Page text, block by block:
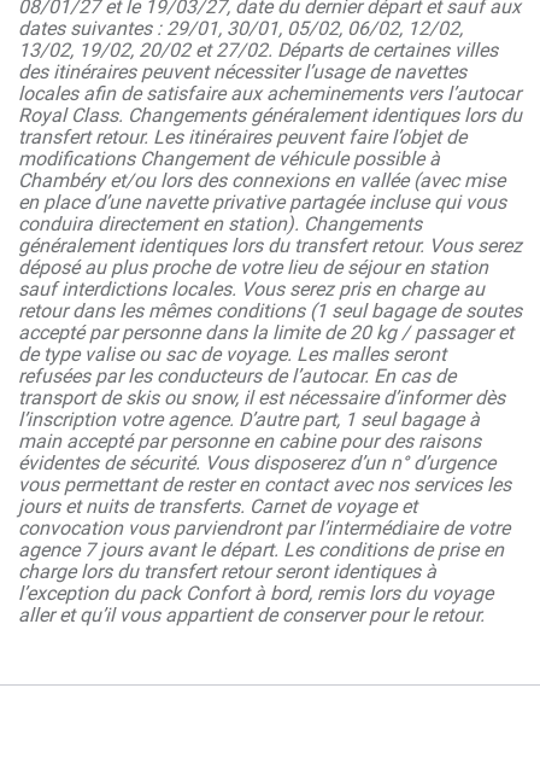
08/01/27 et le 19/03/27, date du dernier départ et sauf aux
dates suivantes : 29/01, 30/01, 05/02, 06/02, 12/02,
13/02, 19/02, 20/02 et 27/02. Départs de certaines villes
des itinéraires peuvent nécessiter l’usage de navettes
locales afin de satisfaire aux acheminements vers l’autocar
Royal Class. Changements généralement identiques lors du
transfert retour. Les itinéraires peuvent faire l’objet de
modifications Changement de véhicule possible à
Chambéry et/ou lors des connexions en vallée (avec mise
en place d’une navette privative partagée incluse qui vous
conduira directement en station). Changements
généralement identiques lors du transfert retour. Vous serez
déposé au plus proche de votre lieu de séjour en station
sauf interdictions locales. Vous serez pris en charge au
retour dans les mêmes conditions (1 seul bagage de soutes
accepté par personne dans la limite de 20 kg / passager et
de type valise ou sac de voyage. Les malles seront
refusées par les conducteurs de l’autocar. En cas de
transport de skis ou snow, il est nécessaire d’informer dès
l’inscription votre agence. D’autre part, 1 seul bagage à
main accepté par personne en cabine pour des raisons
évidentes de sécurité. Vous disposerez d’un n° d’urgence
vous permettant de rester en contact avec nos services les
jours et nuits de transferts. Carnet de voyage et
convocation vous parviendront par l’intermédiaire de votre
agence 7 jours avant le départ. Les conditions de prise en
charge lors du transfert retour seront identiques à
l’exception du pack Confort à bord, remis lors du voyage
aller et qu’il vous appartient de conserver pour le retour.